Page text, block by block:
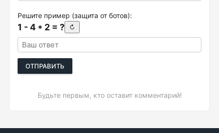
Решите пример (защита от ботов):
1 - 4 * 2 = ? ↻
ОТПРАВИТЬ
Будьте первым, кто оставит комментарий!